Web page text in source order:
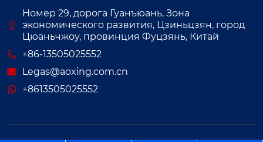
Номер 29, дорога Гуанъюань, Зона
экономического развития, Цзиньцзян, город
Цюаньчжоу, провинция Фуцзянь, Китай
+86-13505025552
Legas@aoxing.com.cn
+8613505025552